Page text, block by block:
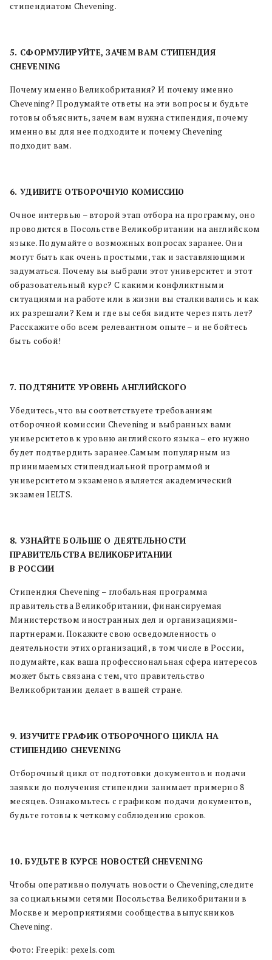
стипендиатом Chevening.
5. СФОРМУЛИРУЙТЕ, ЗАЧЕМ ВАМ СТИПЕНДИЯ
CHEVENING
Почему именно Великобритания? И почему именно
Chevening? Продумайте ответы на эти вопросы и будьте
готовы объяснить, зачем вам нужна стипендия, почему
именно вы для нее подходите и почему Chevening
подходит вам.
6. УДИВИТЕ ОТБОРОЧНУЮ КОМИССИЮ
Очное интервью – второй этап отбора на программу, оно
проводится в Посольстве Великобритании на английском
языке. Подумайте о возможных вопросах заранее. Они
могут быть как очень простыми, так и заставляющими
задуматься. Почему вы выбрали этот университет и этот
образовательный курс? С какими конфликтными
ситуациями на работе или в жизни вы сталкивались и как
их разрешали? Кем и где вы себя видите через пять лет?
Расскажите обо всем релевантном опыте – и не бойтесь
быть собой!
7. ПОДТЯНИТЕ УРОВЕНЬ АНГЛИЙСКОГО
Убедитесь, что вы соответствуете требованиям
отборочной комиссии Chevening и выбранных вами
университетов к уровню английского языка – его нужно
будет подтвердить заранее.Самым популярным из
принимаемых стипендиальной программой и
университетом экзаменов является академический
экзамен IELTS.
8. УЗНАЙТЕ БОЛЬШЕ О ДЕЯТЕЛЬНОСТИ
ПРАВИТЕЛЬСТВА ВЕЛИКОБРИТАНИИ
В РОССИИ
Стипендия Chevening – глобальная программа
правительства Великобритании, финансируемая
Министерством иностранных дел и организациями-
партнерами. Покажите свою осведомленность о
деятельности этих организаций, в том числе в России,
подумайте, как ваша профессиональная сфера интересов
может быть связана с тем, что правительство
Великобритании делает в вашей стране.
9. ИЗУЧИТЕ ГРАФИК ОТБОРОЧНОГО ЦИКЛА НА
СТИПЕНДИЮ CHEVENING
Отборочный цикл от подготовки документов и подачи
заявки до получения стипендии занимает примерно 8
месяцев. Ознакомьтесь с графиком подачи документов,
будьте готовы к четкому соблюдению сроков.
10. БУДЬТЕ В КУРСЕ НОВОСТЕЙ CHEVENING
Чтобы оперативно получать новости о Chevening,следите
за социальными сетями Посольства Великобритании в
Москве и мероприятиями сообщества выпускников
Chevening.
Фото: Freepik: pexels.com